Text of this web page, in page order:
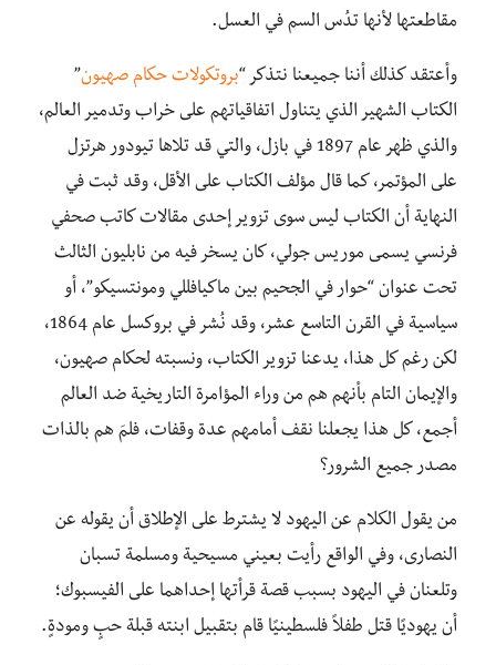
مقاطعتها لأنها تدُس السم في العسل.
وأعتقد كذلك أننا جميعنا نتذكر “بروتكولات حكام صهيون”
الكتاب الشهير الذي يتناول اتفاقياتهم على خراب وتدمير العالم،
والذي ظهر عام 1897 في بازل، والتي قد تلاها تيودور هرتزل
على المؤتمر، كما قال مؤلف الكتاب على الأقل، وقد ثبت في
النهاية أن الكتاب ليس سوى تزوير إحدى مقالات كاتب صحفي
فرنسي يسمى موريس جولي، كان يسخر فيه من نابليون الثالث
تحت عنوان “حوار في الجحيم بين ماكيافللي ومونتسيكو”، أو
سياسية في القرن التاسع عشر، وقد نُشر في بروكسل عام 1864،
لكن رغم كل هذا، يدعنا تزوير الكتاب، ونسبته لحكام صهيون،
والإيمان التام بأنهم هم من وراء المؤامرة التاريخية ضد العالم
أجمع، كل هذا يجعلنا نقف أمامهم عدة وقفات، فلمَ هم بالذات
مصدر جميع الشرور؟
من يقول الكلام عن اليهود لا يشترط على الإطلاق أن يقوله عن
النصارى، وفي الواقع رأيت بعيني مسيحية ومسلمة تسبان
وتلعنان في اليهود بسبب قصة قرأتها إحداهما على الفيسبوك؛
أن يهوديًا قتل طفلاً فلسطينيًا قام بتقبيل ابنته قبلة حبٍ ومودةٍ.